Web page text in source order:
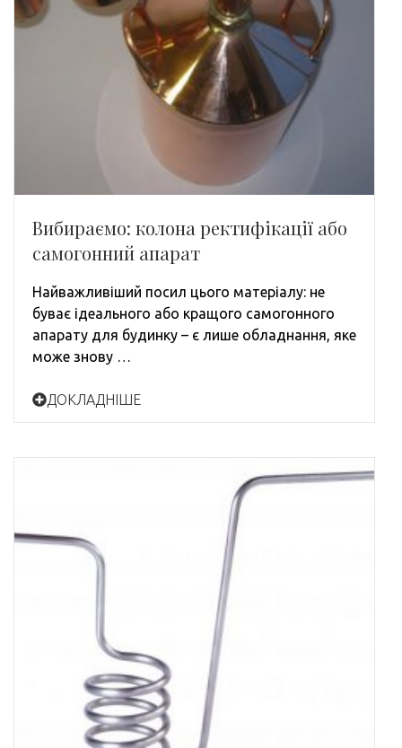
Вибираємо: колона ректифікації або
самогонний апарат
Найважливіший посил цього матеріалу: не
буває ідеального або кращого самогонного
апарату для будинку – є лише обладнання, яке
може знову …
ДОКЛАДНІШЕ